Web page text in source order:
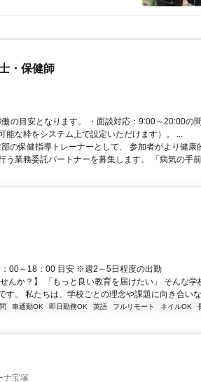
・保健師
の目安となります。 ・面談対応：9:00～20:00の
な枠をシステム上で設定いただけます）。 ...
の保健指導トレーナーとして、 参加者がより健康
う業務委託パートナーを募集します。 「病気の手
00～18：00 目安 ※週2～5日程度の出勤
んか？】 「もっと良い教育を届けたい」 そんな学
す。 私たちは、学校ごとの理念や課題に向き合い
車通勤OK 即日勤務OK 英語 フルリモート ネイルOK
ナ宝塚